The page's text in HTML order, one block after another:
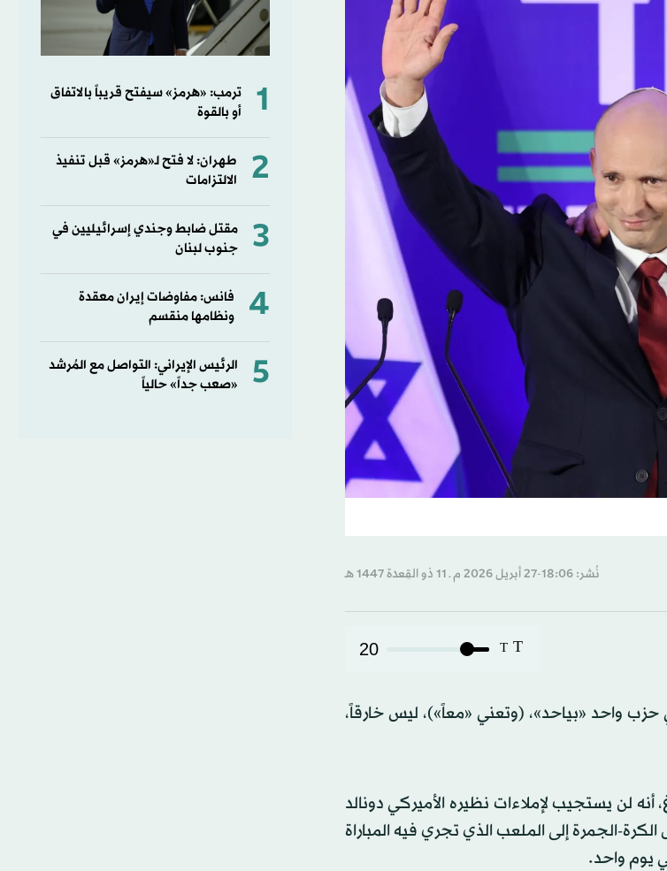
نُشر: 18:06-27 أبريل 2026 م ـ 11 ذو القِعدة 1447 هـ
T
T
20
واحد «بياحد»، (وتعني «معاً»)، ليس خارقاً،
لن يستجيب لإملاءات نظيره الأميركي دونالد
الجمرة إلى الملعب الذي تجري فيه المباراة
يوم واحد.
1
ترمب: «هرمز» سيفتح قريباً بالاتفاق
أو بالقوة
2
طهران: لا فتح لـ«هرمز» قبل تنفيذ
الالتزامات
3
مقتل ضابط وجندي إسرائيليين في
جنوب لبنان
4
فانس: مفاوضات إيران معقدة
ونظامها منقسم
5
الرئيس الإيراني: التواصل مع المُرشد
«صعب جداً» حالياً